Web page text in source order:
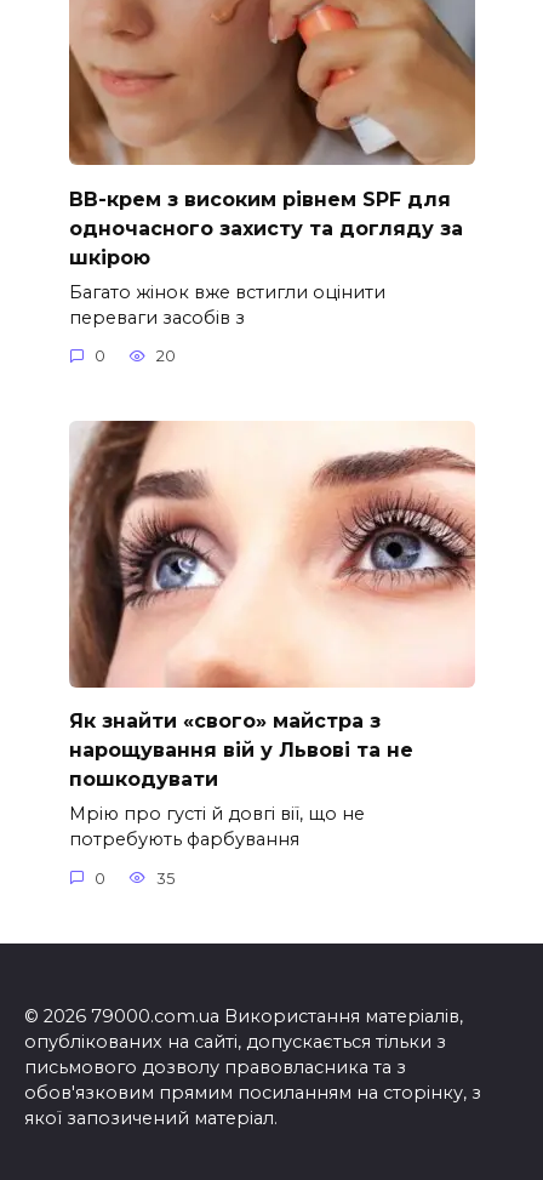
ВВ-крем з високим рівнем SPF для
одночасного захисту та догляду за
шкірою
Багато жінок вже встигли оцінити
переваги засобів з
0 20
Як знайти «свого» майстра з
нарощування вій у Львові та не
пошкодувати
Мрію про густі й довгі вії, що не
потребують фарбування
0 35
© 2026 79000.com.ua Використання матеріалів,
опублікованих на сайті, допускається тільки з
письмового дозволу правовласника та з
обов'язковим прямим посиланням на сторінку, з
якої запозичений матеріал.